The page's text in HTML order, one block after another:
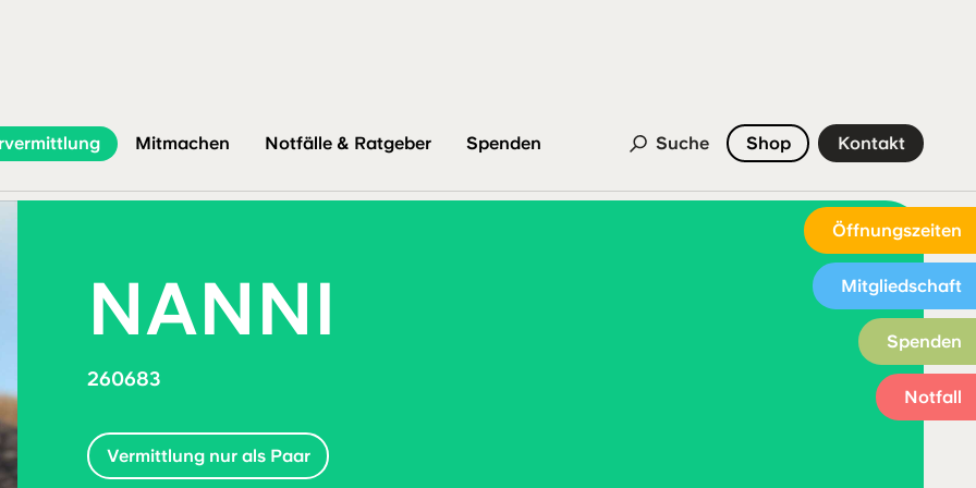
Öffnungszeiten
Mitgliedschaft
Spenden
Notfall
Mitmachen Notfälle & Ratgeber Spenden Suche Shop Kontakt
NANNI
260683
Vermittlung nur als Paar